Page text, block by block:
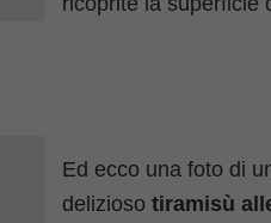
Ed ecco una foto di
deliziosotiramisù